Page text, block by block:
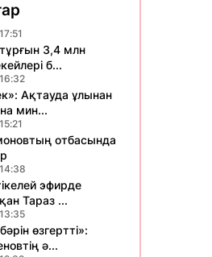
17:51
3,4 млн
б...
16:32
Ақтауда ұлынан
мин...
15:21
отбасында
14:38
эфирде
Тараз ...
13:35
өзгертті»:
ә...